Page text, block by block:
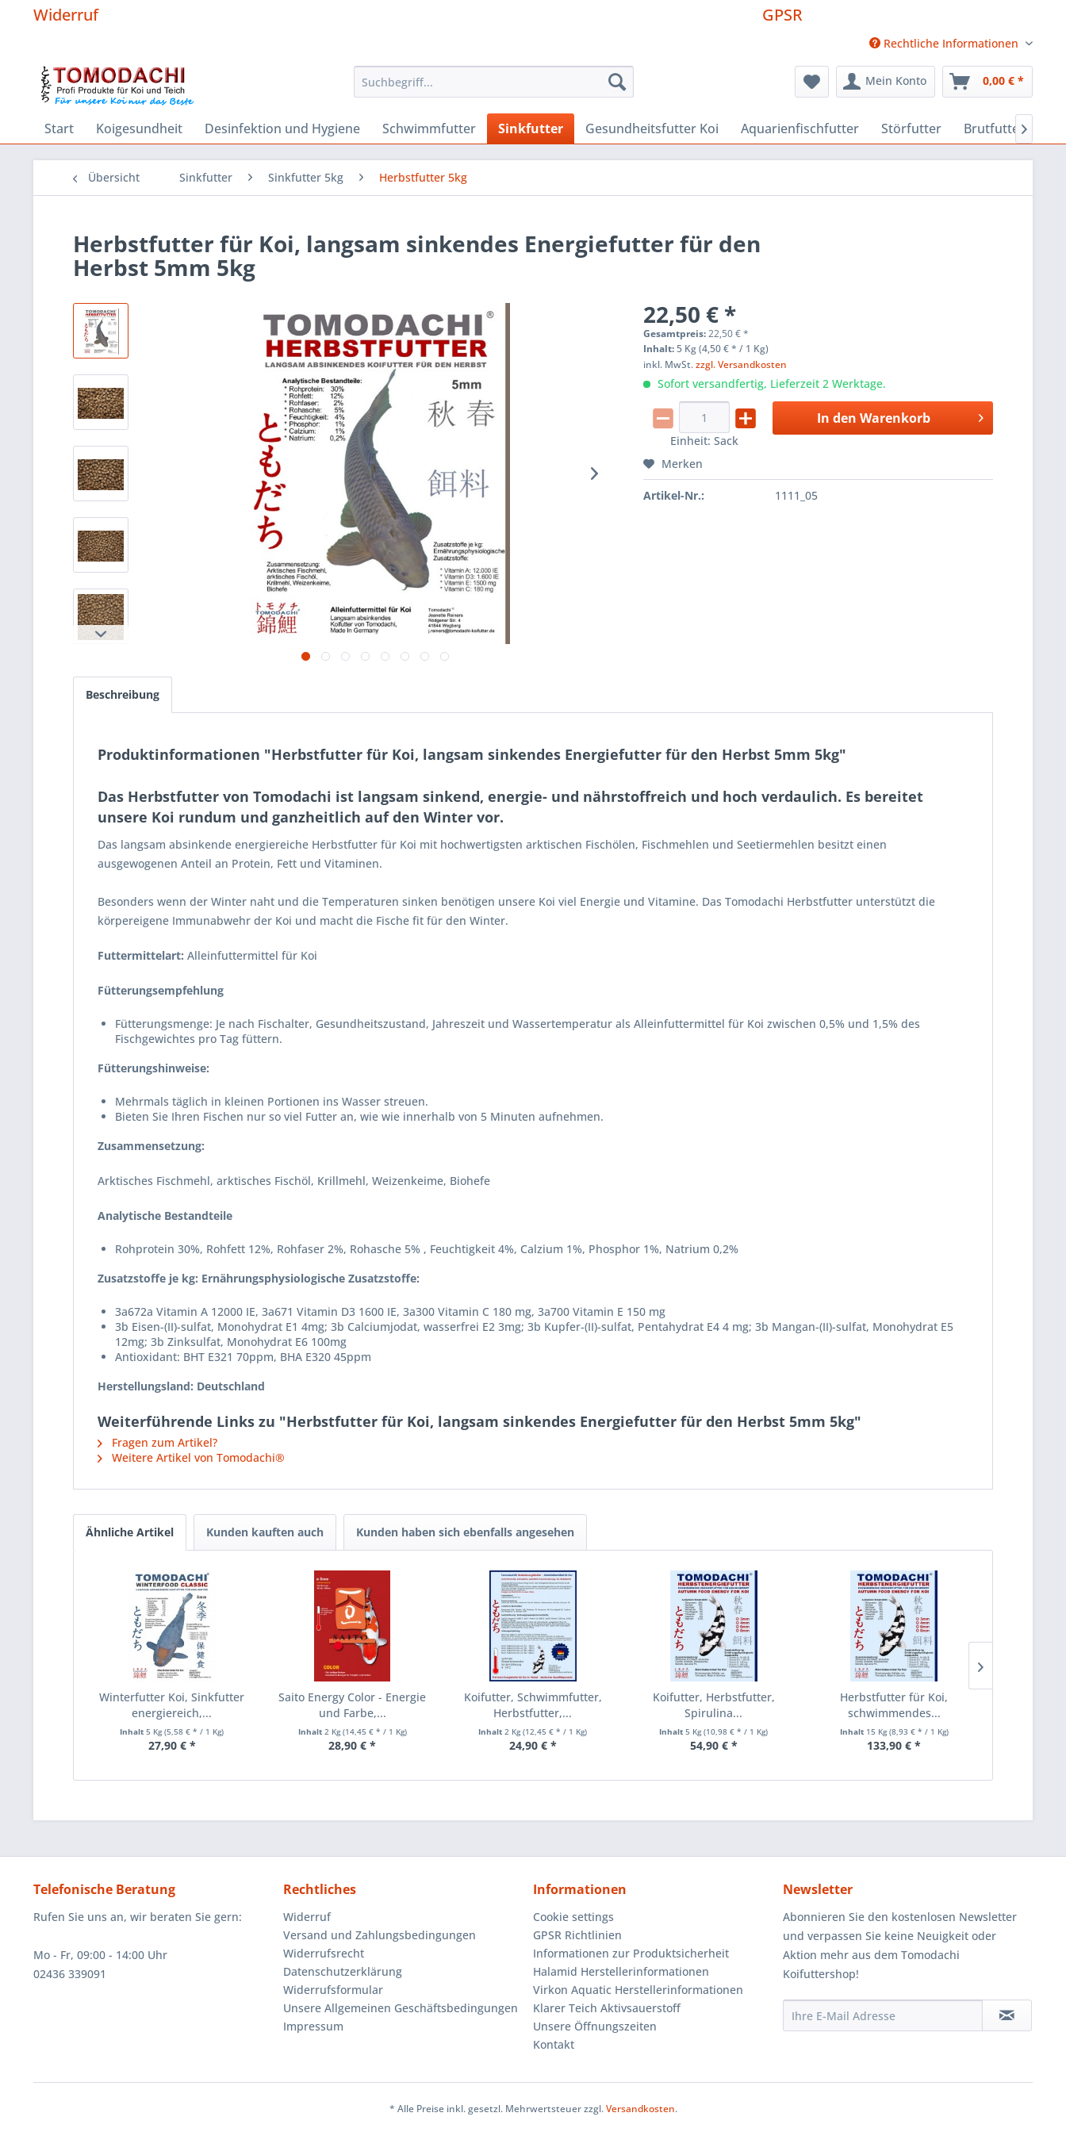
Widerruf GPSR
Rechtliche Informationen
Mein Konto 0,00 € *
Start Koigesundheit Desinfektion und Hygiene Schwimmfutter Sinkfutter Gesundheitsfutter Koi Aquarienfischfutter Störfutter Brutfutter
Übersicht Sinkfutter Sinkfutter 5kg Herbstfutter 5kg
Herbstfutter für Koi, langsam sinkendes Energiefutter für den
Herbst 5mm 5kg
22,50 € *
Gesamtpreis:22,50€*
Inhalt:5 Kg (4,50 € * / 1 Kg)
inkl. MwSt.zzgl. Versandkosten
Sofort versandfertig, Lieferzeit 2 Werktage.
Einheit:Sack
In den Warenkorb
Merken
Artikel-Nr.: 1111_05
Beschreibung
Produktinformationen "Herbstfutter für Koi, langsam sinkendes Energiefutter für den Herbst 5mm 5kg"
Das Herbstfutter von Tomodachi ist langsam sinkend, energie- und nährstoffreich und hoch verdaulich. Es bereitet
unsere Koi rundum und ganzheitlich auf den Winter vor.
Das langsam absinkende energiereiche Herbstfutter für Koi mit hochwertigsten arktischen Fischölen, Fischmehlen und Seetiermehlen besitzt einen
ausgewogenen Anteil an Protein, Fett und Vitaminen.
Besonders wenn der Winter naht und die Temperaturen sinken benötigen unsere Koi viel Energie und Vitamine. Das Tomodachi Herbstfutter unterstützt die
körpereigene Immunabwehr der Koi und macht die Fische fit für den Winter.
Futtermittelart: Alleinfuttermittel für Koi
Fütterungsempfehlung
Fütterungsmenge: Je nach Fischalter, Gesundheitszustand, Jahreszeit und Wassertemperatur als Alleinfuttermittel für Koi zwischen 0,5% und 1,5% des
Fischgewichtes pro Tag füttern.
Fütterungshinweise:
Mehrmals täglich in kleinen Portionen ins Wasser streuen.
Bieten Sie Ihren Fischen nur so viel Futter an, wie wie innerhalb von 5 Minuten aufnehmen.
Zusammensetzung:
Arktisches Fischmehl, arktisches Fischöl, Krillmehl, Weizenkeime, Biohefe
Analytische Bestandteile
Rohprotein 30%, Rohfett 12%, Rohfaser 2%, Rohasche 5% , Feuchtigkeit 4%, Calzium 1%, Phosphor 1%, Natrium 0,2%
Zusatzstoffe je kg: Ernährungsphysiologische Zusatzstoffe:
3a672a Vitamin A 12000 IE, 3a671 Vitamin D3 1600 IE, 3a300 Vitamin C 180 mg, 3a700 Vitamin E 150 mg
3b Eisen-(II)-sulfat, Monohydrat E1 4mg; 3b Calciumjodat, wasserfrei E2 3mg; 3b Kupfer-(II)-sulfat, Pentahydrat E4 4 mg; 3b Mangan-(II)-sulfat, Monohydrat E5
12mg; 3b Zinksulfat, Monohydrat E6 100mg
Antioxidant: BHT E321 70ppm, BHA E320 45ppm
Herstellungsland: Deutschland
Weiterführende Links zu "Herbstfutter für Koi, langsam sinkendes Energiefutter für den Herbst 5mm 5kg"
Fragen zum Artikel?
Weitere Artikel von Tomodachi®
Ähnliche Artikel Kunden kauften auch Kunden haben sich ebenfalls angesehen
Winterfutter Koi, Sinkfutter
energiereich,...
Inhalt5 Kg(5,58 € * / 1 Kg)
27,90 € *
Saito Energy Color - Energie
und Farbe,...
Inhalt 2 Kg(14,45 € * / 1 Kg)
28,90 € *
Koifutter, Schwimmfutter,
Herbstfutter,...
Inhalt2 Kg(12,45 € * / 1 Kg)
24,90 € *
Koifutter, Herbstfutter,
Spirulina...
Inhalt5 Kg(10,98 € * / 1 Kg)
54,90 € *
Herbstfutter für Koi,
schwimmendes...
Inhalt 15 Kg(8,93 € * / 1 Kg)
133,90 € *
Telefonische Beratung
Rufen Sie uns an, wir beraten Sie gern:
Mo - Fr, 09:00 - 14:00 Uhr
02436 339091
Rechtliches
Widerruf
Versand und Zahlungsbedingungen
Widerrufsrecht
Datenschutzerklärung
Widerrufsformular
Unsere Allgemeinen Geschäftsbedingungen
Impressum
Informationen
Cookie settings
GPSR Richtlinien
Informationen zur Produktsicherheit
Halamid Herstellerinformationen
Virkon Aquatic Herstellerinformationen
Klarer Teich Aktivsauerstoff
Unsere Öffnungszeiten
Kontakt
Newsletter
Abonnieren Sie den kostenlosen Newsletter
und verpassen Sie keine Neuigkeit oder
Aktion mehr aus dem Tomodachi
Koifuttershop!
* Alle Preise inkl. gesetzl. Mehrwertsteuer zzgl.Versandkosten.